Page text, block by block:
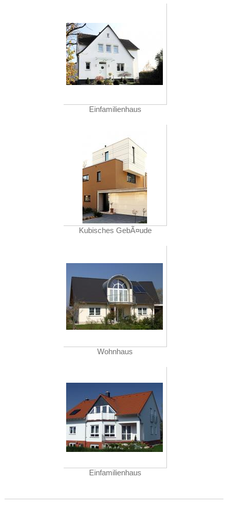
Einfamilienhaus
Kubisches GebÃ¤ude
Wohnhaus
Einfamilienhaus